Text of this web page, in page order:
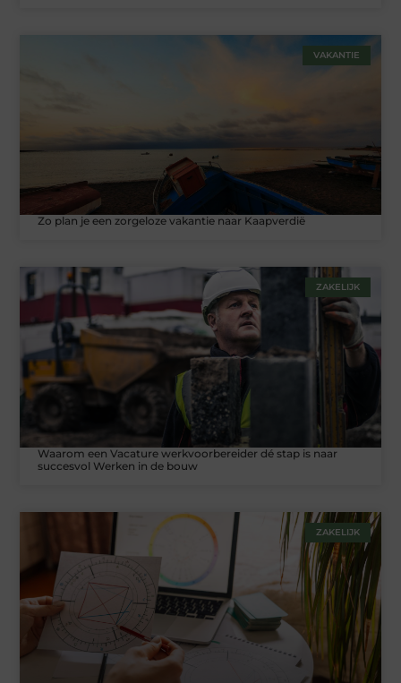
VAKANTIE
Zo plan je een zorgeloze vakantie naar Kaapverdië
ZAKELIJK
Waarom een Vacature werkvoorbereider dé stap is naar
succesvol Werken in de bouw
ZAKELIJK